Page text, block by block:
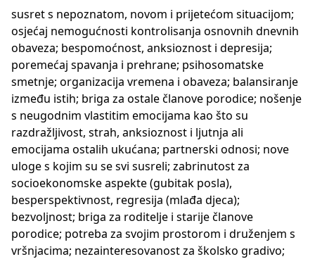
susret s nepoznatom, novom i prijetećom situacijom;
osjećaj nemogućnosti kontrolisanja osnovnih dnevnih
obaveza; bespomoćnost, anksioznost i depresija;
poremećaj spavanja i prehrane; psihosomatske
smetnje; organizacija vremena i obaveza; balansiranje
između istih; briga za ostale članove porodice; nošenje
s neugodnim vlastitim emocijama kao što su
razdražljivost, strah, anksioznost i ljutnja ali
emocijama ostalih ukućana; partnerski odnosi; nove
uloge s kojim su se svi susreli; zabrinutost za
socioekonomske aspekte (gubitak posla),
besperspektivnost, regresija (mlađa djeca);
bezvoljnost; briga za roditelje i starije članove
porodice; potreba za svojim prostorom i druženjem s
vršnjacima; nezainteresovanost za školsko gradivo;